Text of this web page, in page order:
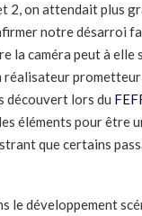
2, on attendait plus
notre désarroi
la caméra peut à elle
prometteur
découvert lors du
éléments pour être
que certains
le développement